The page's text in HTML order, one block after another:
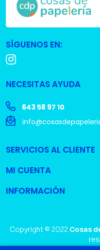
SÍGUENOS EN:
NECESITAS AYUDA
643 58 97 10
SERVICIOS AL CLIENTE
MI CUENTA
INFORMACIÓN
Copyright © 2022 Cosas